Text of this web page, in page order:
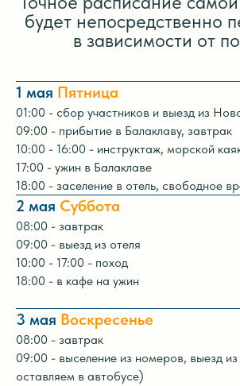
будет непосредственно
в зависимости от
1 мая Пятница
01:00 - сбор участников и выезд из
09:00 - прибытие в Балаклаву, завтрак
10:00 - 16:00 - инструктаж, морской
17:00 - ужин в Балаклаве
18:00 - заселение в отель, свободное
2 мая Суббота
08:00 - завтрак
09:00 - выезд из отеля
10:00 - 17:00 - поход
18:00 - в кафе на ужин
3 мая Воскресенье
08:00 - завтрак
09:00 - выселение из номеров, выезд
оставляем в автобусе)